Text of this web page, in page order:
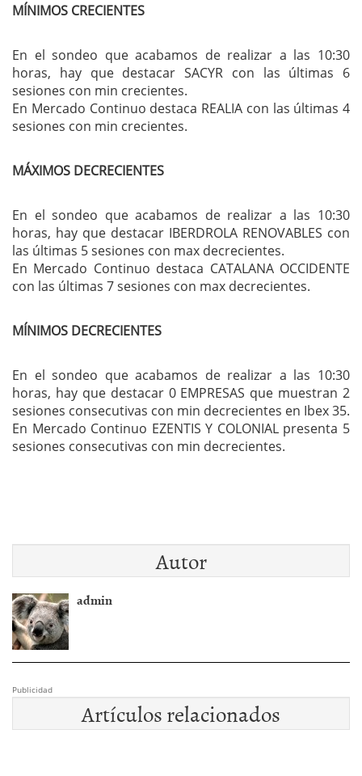
MÍNIMOS CRECIENTES
En el sondeo que acabamos de realizar a las 10:30
horas, hay que destacar SACYR con las últimas 6
sesiones con min crecientes.
En Mercado Continuo destaca REALIA con las últimas 4
sesiones con min crecientes.
MÁXIMOS DECRECIENTES
En el sondeo que acabamos de realizar a las 10:30
horas, hay que destacar IBERDROLA RENOVABLES con
las últimas 5 sesiones con max decrecientes.
En Mercado Continuo destaca CATALANA OCCIDENTE
con las últimas 7 sesiones con max decrecientes.
MÍNIMOS DECRECIENTES
En el sondeo que acabamos de realizar a las 10:30
horas, hay que destacar 0 EMPRESAS que muestran 2
sesiones consecutivas con min decrecientes en Ibex 35.
En Mercado Continuo EZENTIS Y COLONIAL presenta 5
sesiones consecutivas con min decrecientes.
Autor
admin
Publicidad
Artículos relacionados